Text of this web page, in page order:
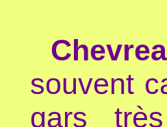
souvent
gars